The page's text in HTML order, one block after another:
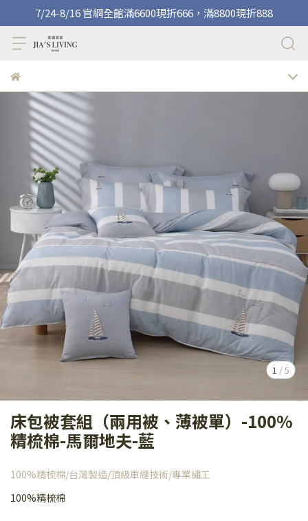
7/24-8/16 官網全館滿6600現折666，滿8800現折888
1 /5
床包被套組（兩用被、薄被單）-100%
精梳棉-馬爾地夫-藍
100%精梳棉/台灣製造/頂級車縫技術/專業繡工
100%精梳棉